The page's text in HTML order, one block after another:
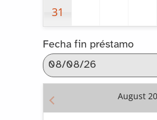
31
Fecha fin préstamo
August